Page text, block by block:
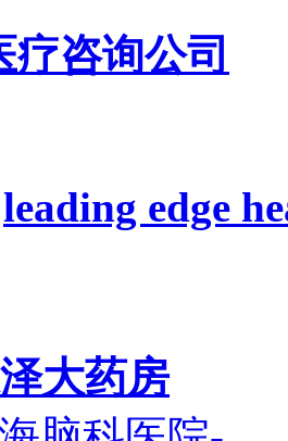
疗咨询公司
leading edge
大药房